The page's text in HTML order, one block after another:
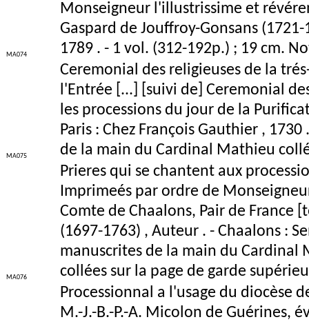
MA074
Monseigneur l'illustrissime et
Gaspard de Jouffroy-Gonsans
1789 . - 1 vol. (312-192p.) ; 19 cm.
MA075
Ceremonial des religieuses de la
l'Entrée [...] [suivi de] Ceremonial
les processions du jour de la
Paris : Chez François Gauthier ,
de la main du Cardinal Mathieu
MA076
Prieres qui se chantent aux
Imprimeés par ordre de
Comte de Chaalons, Pair de
(1697-1763) , Auteur . - Chaalons :
manuscrites de la main du Cardinal
collées sur la page de garde
Processionnal a l'usage du diocèse
M.-J.-B.-P.-A. Micolon de Guérines,